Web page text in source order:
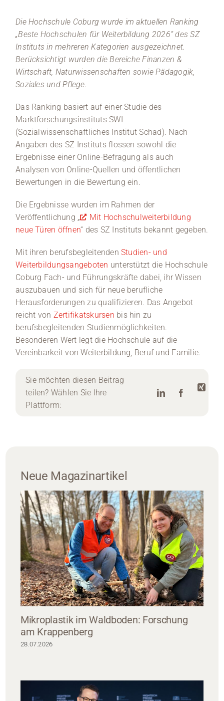
Medien
Stellenangebote
News
Die Hochschule Coburg wurde im aktuellen Ranking
„Beste Hochschulen für Weiterbildung 2026“ des SZ
Instituts in mehreren Kategorien ausgezeichnet.
Berücksichtigt wurden die Bereiche Finanzen &
Wirtschaft, Naturwissenschaften sowie Pädagogik,
Soziales und Pflege.
Das Ranking basiert auf einer Studie des
Marktforschungsinstituts SWI
(Sozialwissenschaftliches Institut Schad). Nach
Angaben des SZ Instituts flossen sowohl die
Ergebnisse einer Online-Befragung als auch
Analysen von Online-Quellen und öffentlichen
Bewertungen in die Bewertung ein.
Die Ergebnisse wurden im Rahmen der
Veröffentlichung „
Mit Hochschulweiterbildung
neue Türen öffnen“ des SZ Instituts bekannt gegeben.
Mit ihren berufsbegleitendenStudien- und
Weiterbildungsangeboten unterstützt die Hochschule
Coburg Fach- und Führungskräfte dabei, ihr Wissen
auszubauen und sich für neue berufliche
Herausforderungen zu qualifizieren. Das Angebot
reicht von Zertifikatskursen bis hin zu
berufsbegleitenden Studienmöglichkeiten.
Besonderen Wert legt die Hochschule auf die
Vereinbarkeit von Weiterbildung, Beruf und Familie.
Sie möchten diesen Beitrag
teilen? Wählen Sie Ihre
Plattform:
Neue Magazinartikel
Mikroplastik im Waldboden: Forschung
am Krappenberg
28.07.2026